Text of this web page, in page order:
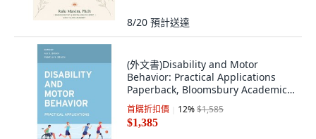
8/20 預計送達
(外文書)Disability and Motor
Behavior: Practical Applications
Paperback, Bloomsbury Academic,
English
首購折扣價 12%$1,585
$1,385